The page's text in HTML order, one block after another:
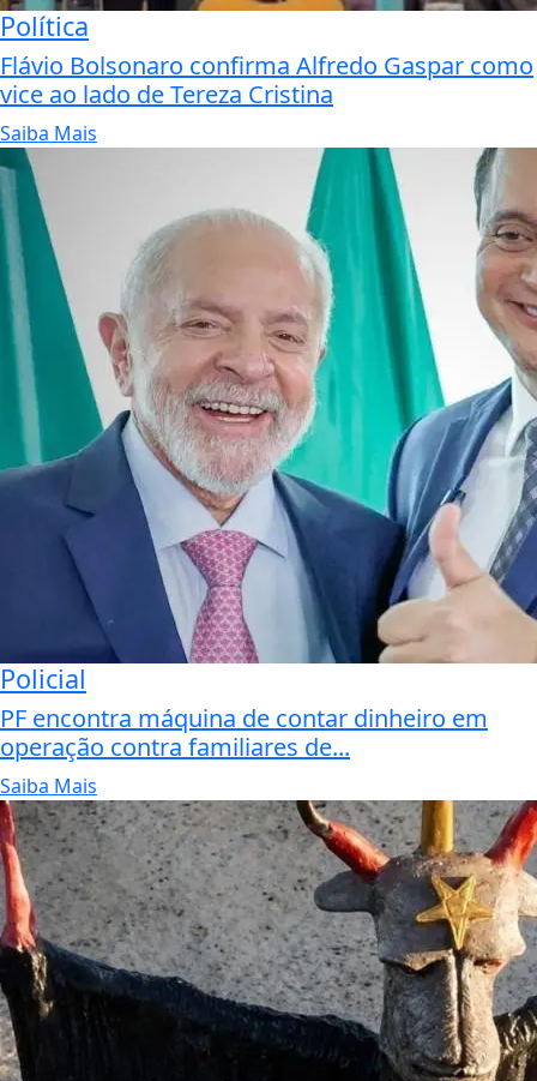
Política
Flávio Bolsonaro confirma Alfredo Gaspar como
vice ao lado de Tereza Cristina
Saiba Mais
Policial
PF encontra máquina de contar dinheiro em
operação contra familiares de...
Saiba Mais